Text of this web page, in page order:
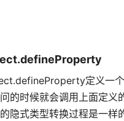
定义一
的时候就会调用上面定义
隐式类型转换过程是一样的